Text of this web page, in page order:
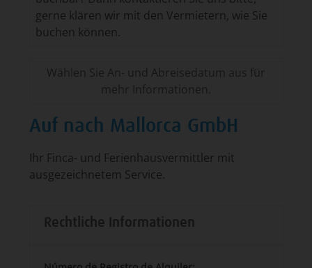
gerne klären wir mit den Vermietern, wie Sie
buchen können.
Wählen Sie An- und Abreisedatum aus für
mehr Informationen.
Auf nach Mallorca GmbH
Ihr Finca- und Ferienhausvermittler mit
ausgezeichnetem Service.
Rechtliche Informationen